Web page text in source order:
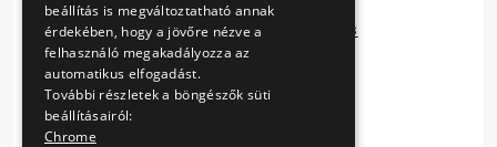
Vállalkozási keretszerződés
Ajánlattételi nyilatkozat
Műszaki leírás
Nyilatkozat alvállalkozóról
Ajánlattevői nyilatkozat
beállítás is megváltoztatható annak
érdekében, hogy a jövőre nézve a
felhasználó megakadályozza az
automatikus elfogadást.
További részletek a böngészők süti
beállításairól:
Chrome